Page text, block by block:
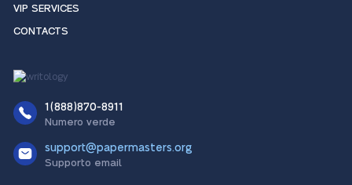
VIP SERVICES
CONTACTS
1(888)870-8911
Numero verde
support@papermasters.org
Supporto email